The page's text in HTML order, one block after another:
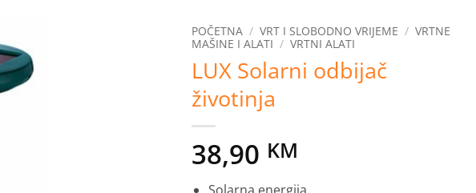
POČETNA / VRT I SLOBODNO VRIJEME / VRTNE
MAŠINE I ALATI / VRTNI ALATI
LUX Solarni odbijač
životinja
38,90 KM